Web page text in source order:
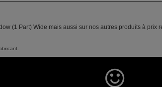
(1 Part) Wide mais aussi sur nos autres produits à prix